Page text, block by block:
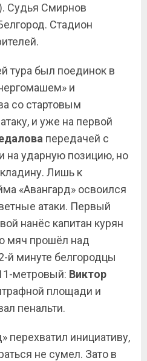
Судья Смирнов
Стадион
тура был поединок в
и
со стартовым
и уже на первой
передачей с
на ударную позицию, но
Лишь к
«Авангард» освоился
атаки. Первый
нанёс капитан курян
мяч прошёл над
й минуте белгородцы
метровый: Виктор
площади и
пенальти.
перехватил инициативу,
не сумел. Зато в